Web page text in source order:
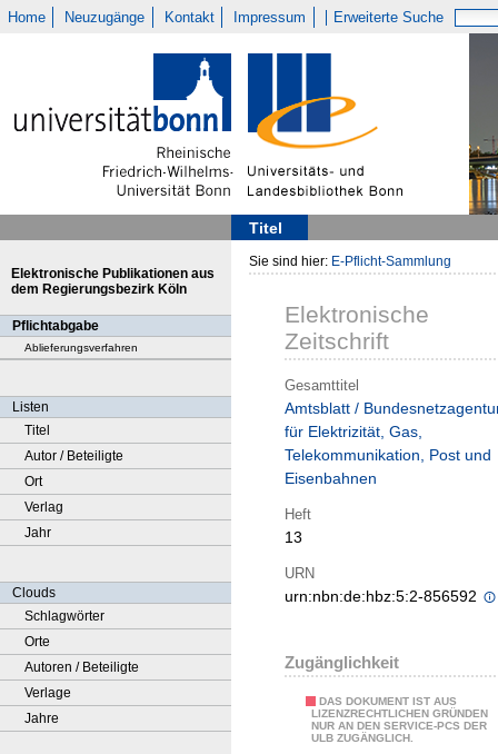
Home Neuzugänge Kontakt Impressum Erweiterte Suche
Titel
Elektronische Publikationen aus
dem Regierungsbezirk Köln
Pflichtabgabe
Ablieferungsverfahren
Listen
Titel
Autor / Beteiligte
Ort
Verlag
Jahr
Clouds
Schlagwörter
Orte
Autoren / Beteiligte
Verlage
Jahre
Sie sind hier: E-Pflicht-Sammlung
Elektronische
Zeitschrift
Gesamttitel
Amtsblatt /
für Elektrizität, Gas,
Telekommunikation, Post und
Eisenbahnen
Heft
13
URN
urn:nbn:de:hbz:5:2-856592
Zugänglichkeit
DAS DOKUMENT IST AUS
LIZENZRECHTLICHEN GRÜNDEN
NUR AN DEN SERVICE-PCS DER
ULB ZUGÄNGLICH.